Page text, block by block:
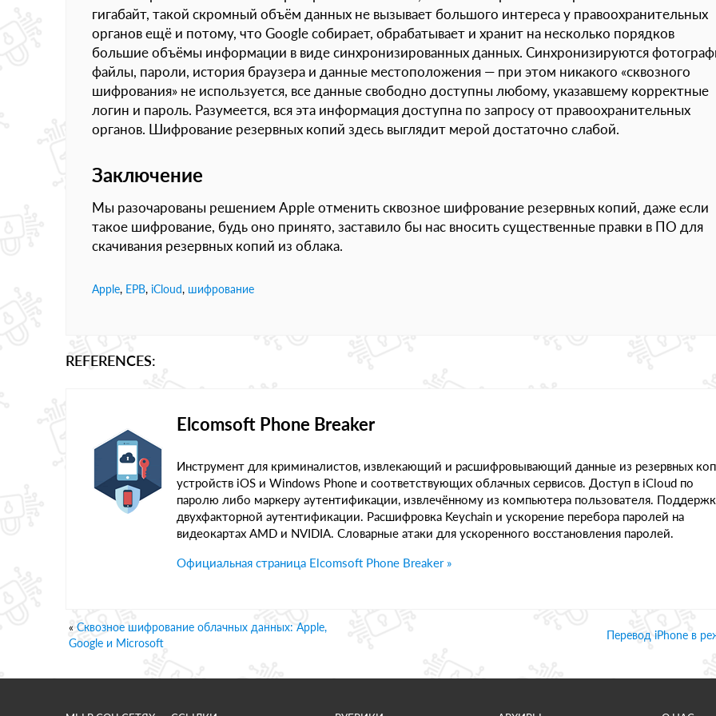
гигабайт, такой скромный объём данных не вызывает большого интереса у правоохранительных
органов ещё и потому, что Google собирает, обрабатывает и хранит на несколько порядков
большие объёмы информации в виде синхронизированных данных. Синхронизируются
файлы, пароли, история браузера и данные местоположения — при этом никакого «сквозного
шифрования» не используется, все данные свободно доступны любому, указавшему корректные
логин и пароль. Разумеется, вся эта информация доступна по запросу от правоохранительных
органов. Шифрование резервных копий здесь выглядит мерой достаточно слабой.
Заключение
Мы разочарованы решением Apple отменить сквозное шифрование резервных копий, даже если
такое шифрование, будь оно принято, заставило бы нас вносить существенные правки в ПО для
скачивания резервных копий из облака.
Apple, EPB, iCloud, шифрование
REFERENCES:
Elcomsoft Phone Breaker
Инструмент для криминалистов, извлекающий и расшифровывающий данные из резервных
устройств iOS и Windows Phone и соответствующих облачных сервисов. Доступ в iCloud по
паролю либо маркеру аутентификации, извлечённому из компьютера пользователя.
двухфакторной аутентификации. Расшифровка Keychain и ускорение перебора паролей на
видеокартах AMD и NVIDIA. Словарные атаки для ускоренного восстановления паролей.
Официальная страница Elcomsoft Phone Breaker »
« Сквозное шифрование облачных данных: Apple,
Google и Microsoft
Перевод iPhone в